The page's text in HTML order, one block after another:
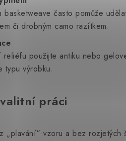
basketweave často pomůže
či drobným camo razítkem.
reliéfu použijte antiku nebo
typu výrobku.
práci
„plavání“ vzoru a bez rozjetých